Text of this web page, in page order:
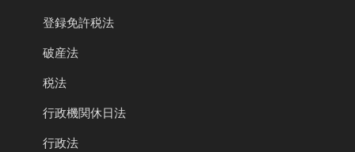
登録免許税法
破産法
税法
行政機関休日法
行政法